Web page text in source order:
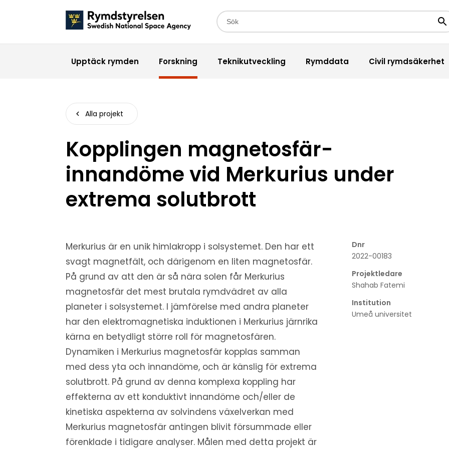
Sökfält
Upptäck rymden Forskning Teknikutveckling Rymddata Civil rymdsäkerhet
Alla projekt
Kopplingen magnetosfär-
innandöme vid Merkurius under
extrema solutbrott
Merkurius är en unik himlakropp i solsystemet. Den har ett
svagt magnetfält, och därigenom en liten magnetosfär.
På grund av att den är så nära solen får Merkurius
magnetosfär det mest brutala rymdvädret av alla
planeter i solsystemet. I jämförelse med andra planeter
har den elektromagnetiska induktionen i Merkurius järnrika
kärna en betydligt större roll för magnetosfären.
Dynamiken i Merkurius magnetosfär kopplas samman
med dess yta och innandöme, och är känslig för extrema
solutbrott. På grund av denna komplexa koppling har
effekterna av ett konduktivt innandöme och/eller de
kinetiska aspekterna av solvindens växelverkan med
Merkurius magnetosfär antingen blivit försummade eller
förenklade i tidigare analyser. Målen med detta projekt är
Dnr
2022-00183
Projektledare
Shahab Fatemi
Institution
Umeå universitet